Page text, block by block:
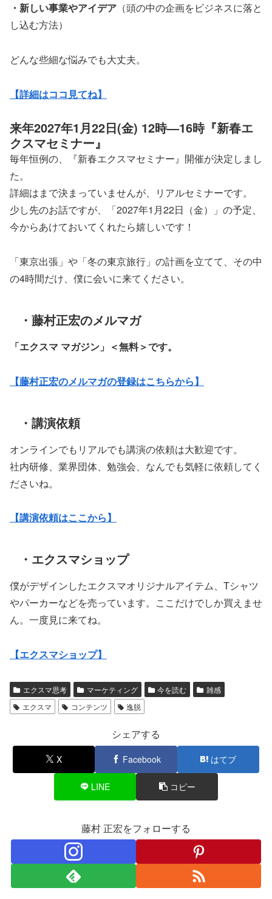
・新しい事業やアイデア （頭の中の企画をビジネスに落と
し込む方法）
どんな些細な悩みでも大丈夫。
【詳細はココ見てね】
来年2027年1月22日(金) 12時―16時『新春エ
クスマセミナー』
毎年恒例の、『新春エクスマセミナー』開催が決定しまし
た。
詳細はまで決まっていませんが、リアルセミナーです。
少し先のお話ですが、「2027年1月22日（金）」の予定、
今からあけておいてくれたら嬉しいです！
「東京出張」や「冬の東京旅行」の計画を立てて、その中
の4時間だけ、僕に会いに来てください。
・藤村正宏のメルマガ
「エクスマ マガジン」 ＜無料＞です。
【藤村正宏のメルマガの登録はこちらから】
・講演依頼
オンラインでもリアルでも講演の依頼は大歓迎です。
社内研修、業界団体、勉強会、なんでも気軽に依頼してく
ださいね。
【講演依頼はここから】
・エクスマショップ
僕がデザインしたエクスマオリジナルアイテム、Tシャツ
やパーカーなどを売っています。ここだけでしか買えませ
ん。一度見に来てね。
【エクスマショップ】
エクスマ思考 マーケティング 今を読む
雑感
エクスマ
コンテンツ 逸脱
シェアする
X Facebook はてブ
LINE コピー
藤村 正宏をフォローする